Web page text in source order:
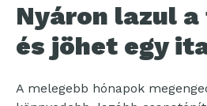
Nyáron lazul
és jöhet egy
A melegebb hónapok